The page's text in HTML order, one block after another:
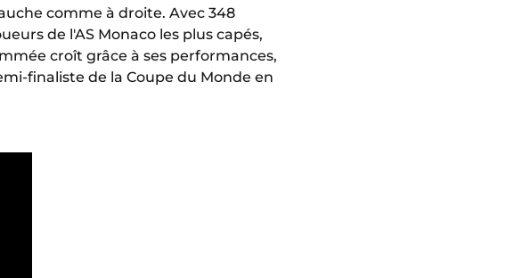
comme à droite. Avec 348
de l'AS Monaco les plus capés,
croît grâce à ses performances,
finaliste de la Coupe du Monde en